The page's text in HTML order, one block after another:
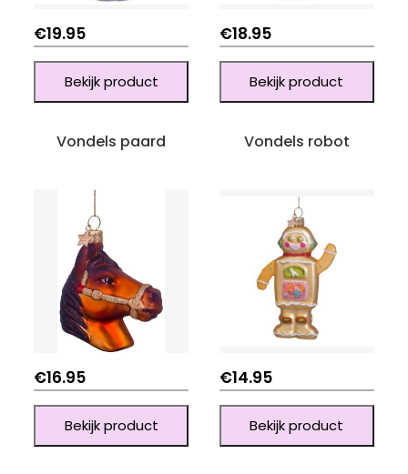
€19.95
Bekijk product
€18.95
Bekijk product
Vondels paard
€16.95
Bekijk product
Vondels robot
€14.95
Bekijk product